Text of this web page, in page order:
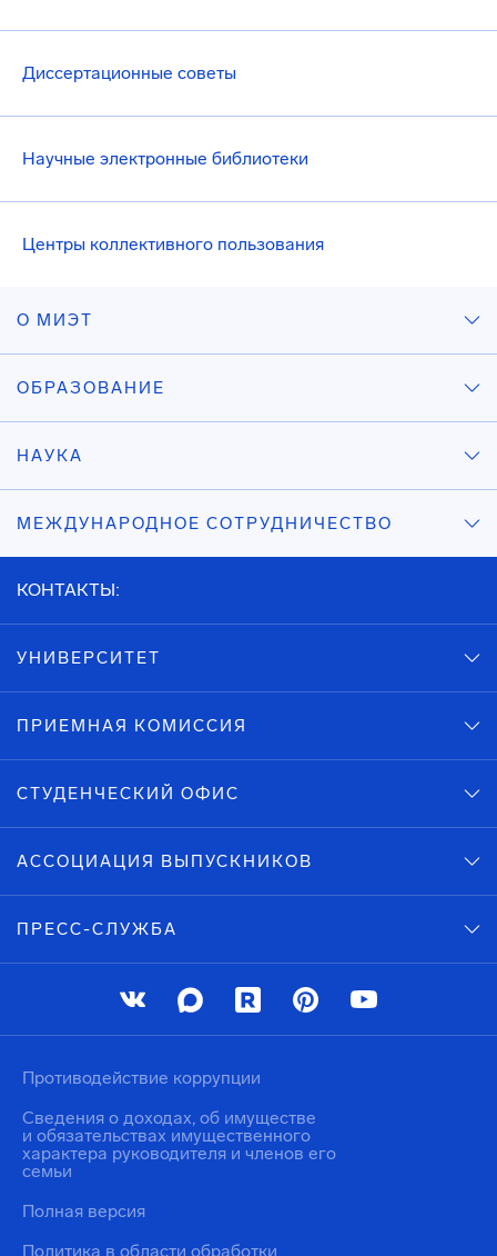
Диссертационные советы
Научные электронные библиотеки
Центры коллективного пользования
О МИЭТ
ОБРАЗОВАНИЕ
НАУКА
МЕЖДУНАРОДНОЕ СОТРУДНИЧЕСТВО
КОНТАКТЫ:
УНИВЕРСИТЕТ
ПРИЕМНАЯ КОМИССИЯ
СТУДЕНЧЕСКИЙ ОФИС
АССОЦИАЦИЯ ВЫПУСКНИКОВ
ПРЕСС-СЛУЖБА
Политика в области обработки
Противодействие коррупции
Сведения о доходах, об имуществе
и обязательствах имущественного
характера руководителя и членов его
семьи
Полная версия